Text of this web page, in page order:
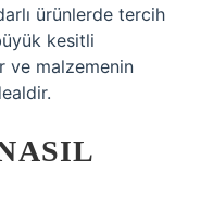
ürünlerde tercih
kesitli
ve malzemenin